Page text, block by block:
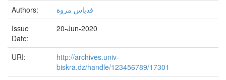
Authors:
فدياس مروة
Issue
Date:
20-Jun-2020
URI:
http://archives.univ-
biskra.dz/handle/123456789/17301